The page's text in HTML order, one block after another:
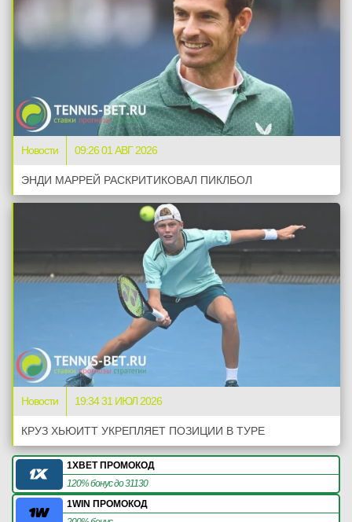
Новости 09:26 01 АВГ 2026
ЭНДИ МАРРЕЙ РАСКРИТИКОВАЛ ПИКЛБОЛ
Новости 19:34 31 ИЮЛ 2026
КРУЗ ХЬЮИТТ УКРЕПЛЯЕТ ПОЗИЦИИ В ТУРЕ
1XBET ПРОМОКОД
120% бонус до 31130
1WIN ПРОМОКОД